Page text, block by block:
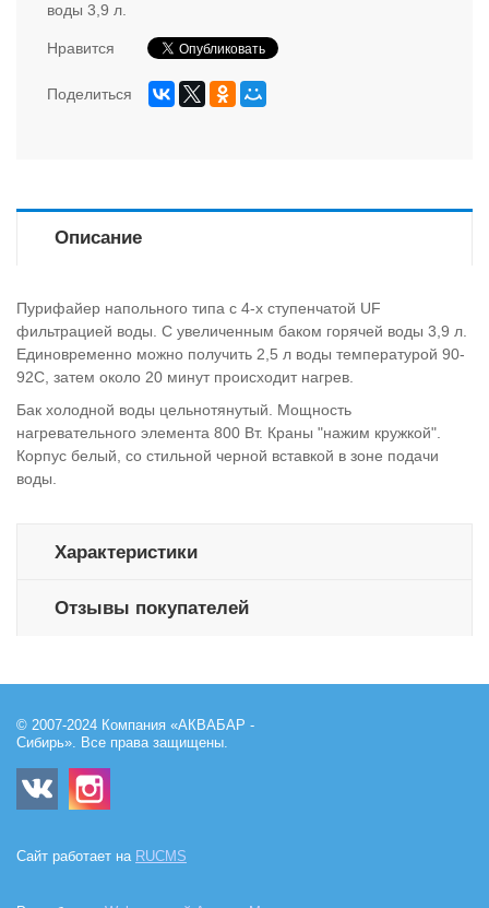
воды 3,9 л.
Нравится
Поделиться
Описание
Пурифайер напольного типа с 4-х ступенчатой UF
фильтрацией воды. С увеличенным баком горячей воды 3,9 л.
Единовременно можно получить 2,5 л воды температурой 90-
92С, затем около 20 минут происходит нагрев.
Бак холодной воды цельнотянутый. Мощность
нагревательного элемента 800 Вт. Краны "нажим кружкой".
Корпус белый, со стильной черной вставкой в зоне подачи
воды.
Характеристики
Отзывы покупателей
© 2007-2024 Компания «АКВАБАР -
Сибирь». Все права защищены.
Сайт работает на RUCMS